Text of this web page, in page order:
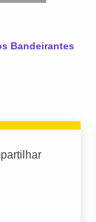
Bandeirantes